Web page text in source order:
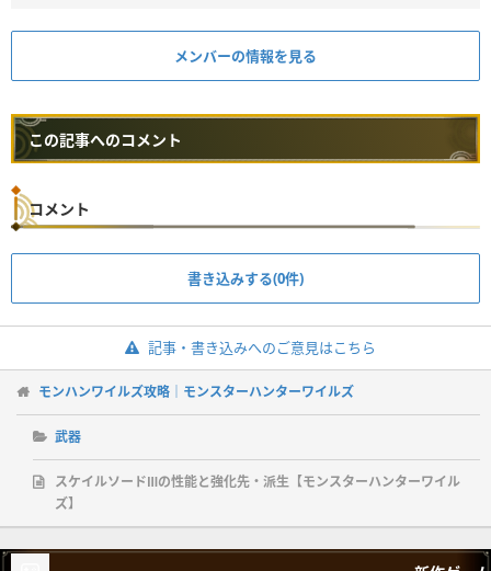
メンバーの情報を見る
この記事へのコメント
コメント
書き込みする(0件)
記事・書き込みへのご意見はこちら
モンハンワイルズ攻略｜モンスターハンターワイルズ
武器
スケイルソードⅢの性能と強化先・派生【モンスターハンターワイル
ズ】